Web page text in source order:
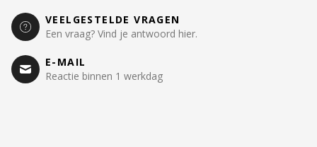
VEELGESTELDE VRAGEN
Een vraag? Vind je antwoord hier.
E-MAIL
Reactie binnen 1 werkdag